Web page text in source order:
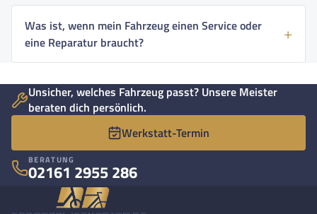
Was ist, wenn mein Fahrzeug einen Service oder
eine Reparatur braucht?
Unsicher, welches Fahrzeug passt? Unsere Meister
beraten dich persönlich.
Werkstatt-Termin
BERATUNG
02161 2955 286